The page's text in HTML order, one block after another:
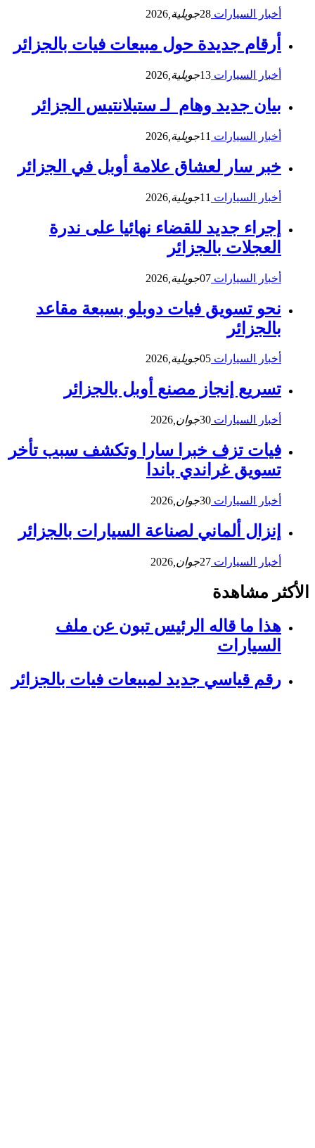
أخبار السيارات 28جويلية, 2026
أرقام جديدة حول مبيعات فيات بالجزائر
أخبار السيارات 13جويلية, 2026
بيان جديد وهام لـ ستيلانتيس الجزائر
أخبار السيارات 11جويلية, 2026
خبر سار لعشاق علامة أوبل في الجزائر
أخبار السيارات 11جويلية, 2026
إجراء جديد للقضاء نهائيا على ندرة
العجلات بالجزائر
أخبار السيارات 07جويلية, 2026
نحو تسويق فيات دوبلو بسبعة مقاعد
بالجزائر
أخبار السيارات 05جويلية,2026
تسريع إنجاز مصنع أوبل بالجزائر
أخبار السيارات 30جوان, 2026
فيات تزف خبرا سارا وتكشف سبب تأخر
تسويق غراندي باندا
أخبار السيارات 30جوان, 2026
إنزال ألماني لصناعة السيارات بالجزائر
أخبار السيارات 27جوان, 2026
الأكثر مشاهدة
هذا ما قاله الرئيس تبون عن ملف
السيارات
رقم قياسي جديد لمبيعات فيات بالجزائر